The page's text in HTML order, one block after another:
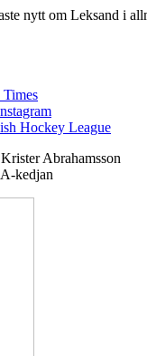
nytt om Leksand i
Hockey League